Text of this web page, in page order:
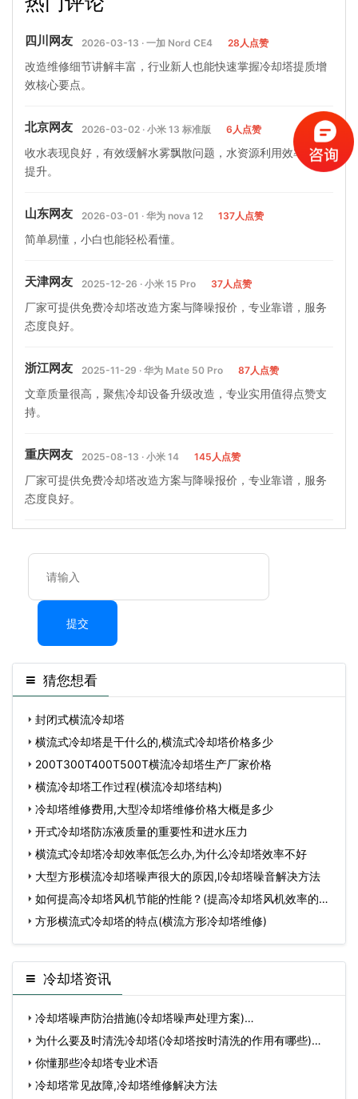
办,为什么冷却塔效率不好…
四川网友 2026-03-13 · 一加 Nord CE4 28人点赞
改造维修细节讲解丰富，行业新人也能快速掌握冷却塔提质增
效核心要点。
北京网友 2026-03-02 · 小米 13 标准版 6人点赞
收水表现良好，有效缓解水雾飘散问题，水资源利用效率有效
提升。
山东网友 2026-03-01 · 华为 nova 12 137人点赞
简单易懂，小白也能轻松看懂。
天津网友 2025-12-26 · 小米 15 Pro 37人点赞
厂家可提供免费冷却塔改造方案与降噪报价，专业靠谱，服务
态度良好。
浙江网友 2025-11-29 · 华为 Mate 50 Pro 87人点赞
文章质量很高，聚焦冷却设备升级改造，专业实用值得点赞支
持。
重庆网友 2025-08-13 · 小米 14 145人点赞
厂家可提供免费冷却塔改造方案与降噪报价，专业靠谱，服务
态度良好。
提交
猜您想看
封闭式横流冷却塔
横流式冷却塔是干什么的,横流式冷却塔价格多少
200T300T400T500T横流冷却塔生产厂家价格
横流冷却塔工作过程(横流冷却塔结构)
冷却塔维修费用,大型冷却塔维修价格大概是多少
开式冷却塔防冻液质量的重要性和进水压力
横流式冷却塔冷却效率低怎么办,为什么冷却塔效率不好
大型方形横流冷却塔噪声很大的原因,l冷却塔噪音解决方法
如何提高冷却塔风机节能的性能？(提高冷却塔风机效率的方
法)方形横流式冷却塔的特点(横流方形冷却塔维修)
冷却塔资讯
冷却塔噪声防治措施(冷却塔噪声处理方案)…
为什么要及时清洗冷却塔(冷却塔按时清洗的作用有哪些)…
你懂那些冷却塔专业术语
冷却塔常见故障,冷却塔维修解决方法